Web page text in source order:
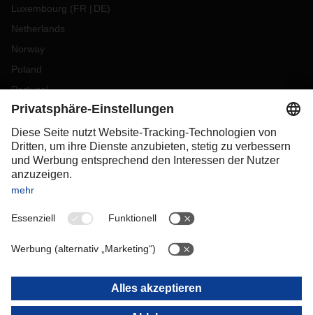
Luxembourg (FR DE)
Netherlands
Norway
Poland
Portugal
Romania
Slovakia
Spain
Sweden
Switzerland
OCEANIA